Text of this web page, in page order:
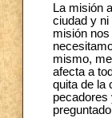
La misión
ciudad y ni
misión
mismo,
afecta a
quita de la
pecadores